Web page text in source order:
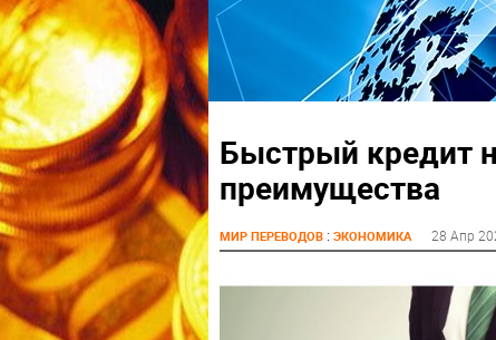
Быстрый кредит
преимущества
МИР ПЕРЕВОДОВ: ЭКОНОМИКА 28 Апр